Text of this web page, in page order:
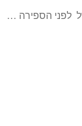
לפני הספירה …